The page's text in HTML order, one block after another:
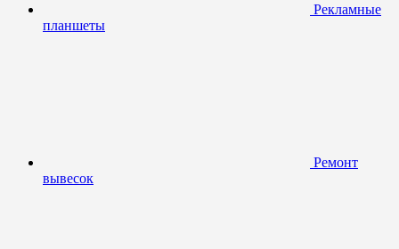
Рекламные
планшеты
Ремонт
вывесок